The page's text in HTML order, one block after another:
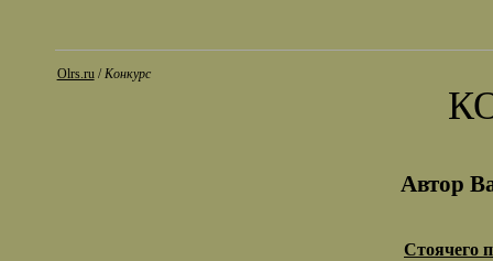
Olrs.ru/Конкурс
Автор
Стоячего